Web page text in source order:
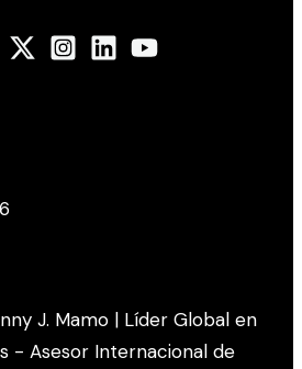
J. Mamo | Líder Global en
- Asesor Internacional de